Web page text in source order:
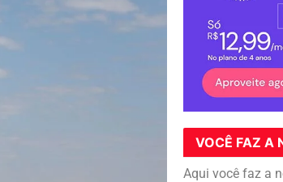
VOCÊ FAZ A
Aqui você faz a